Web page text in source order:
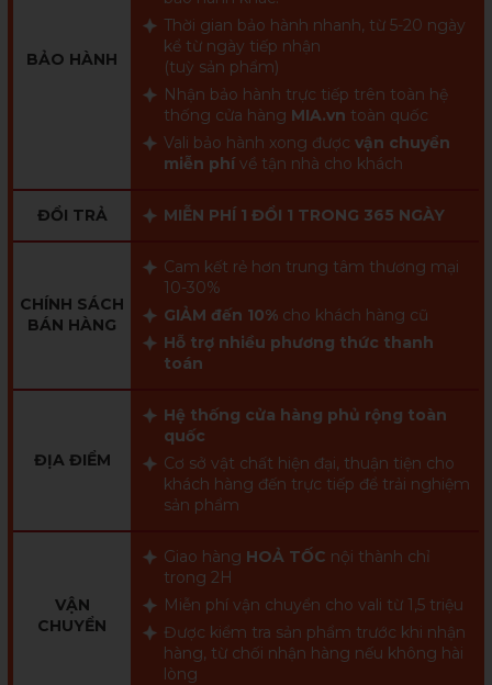
BẢO HÀNH
Thời gian bảo hành nhanh, từ 5-20 ngày
kể từ ngày tiếp nhận
(tuỳ sản phẩm)
Nhận bảo hành trực tiếp trên toàn hệ
thống cửa hàng MIA.vn toàn quốc
Vali bảo hành xong được vận chuyển
miễn phí về tận nhà cho khách
ĐỔI TRẢ MIỄN PHÍ 1 ĐỔI 1 TRONG 365 NGÀY
CHÍNH SÁCH
BÁN HÀNG
Cam kết rẻ hơn trung tâm thương mại
10-30%
GIẢM đến 10% cho khách hàng cũ
Hỗ trợ nhiều phương thức thanh
toán
ĐỊA ĐIỂM
Hệ thống cửa hàng phủ rộng toàn
quốc
Cơ sở vật chất hiện đại, thuận tiện cho
khách hàng đến trực tiếp để trải nghiệm
sản phẩm
VẬN
CHUYỂN
Giao hàng HOẢ TỐC nội thành chỉ
trong 2H
Miễn phí vận chuyển cho vali từ 1,5 triệu
Được kiểm tra sản phẩm trước khi nhận
hàng, từ chối nhận hàng nếu không hài
lòng